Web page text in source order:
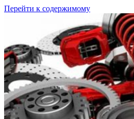
Перейти к содержимому